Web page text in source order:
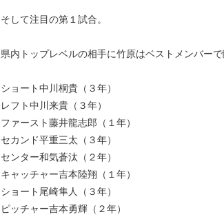
そして注目の第１試合。
県内トップレベルの相手に竹原はベストメンバーで
ショート中川桐貴（３年）
レフト中川来貴（３年）
ファースト藤井龍志郎（１年）
セカンド平重三太（３年）
センター和気蒼汰（２年）
キャッチャー吉本陸翔（１年）
ショート尾崎隼人（３年）
ピッチャー吉本勇輝（２年）